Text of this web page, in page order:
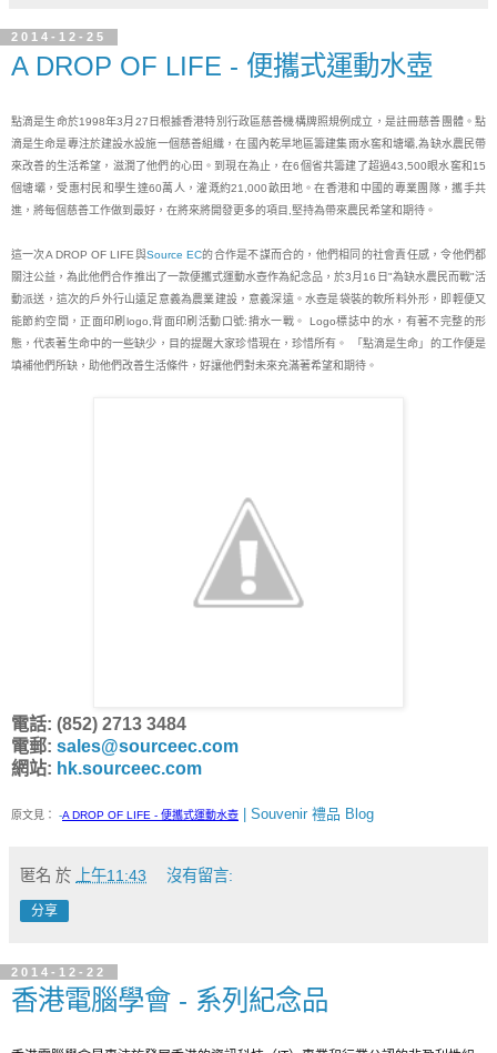
2014-12-25
A DROP OF LIFE - 便攜式運動水壺
點滴是生命於1998年3月27日根據香港特別行政區慈善機構牌照規例成立，是註冊慈善團體。點
滴是生命是專注於建設水設施一個慈善組織，在國內乾旱地區籌建集雨水窖和塘壩,為缺水農民帶
來改善的生活希望，滋潤了他們的心田。到現在為止，在6個省共籌建了超過43,500眼水窖和15
個塘壩，受惠村民和學生達60萬人，灌溉約21,000畝田地。在香港和中國的專業團隊，攜手共
進，將每個慈善工作做到最好，在將來將開發更多的項目,堅持為帶來農民希望和期待。
這一次A DROP OF LIFE與Source EC的合作是不謀而合的，他們相同的社會責任感，令他們都
關注公益，為此他們合作推出了一款便攜式運動水壺作為紀念品，於3月16日"為缺水農民而戰"活
動派送，這次的戶外行山遠足意義為農業建設，意義深遠。水壺是袋裝的軟所料外形，即輕便又
能節約空間，正面印刷logo,背面印刷活動口號:揹水一戰。 Logo標誌中的水，有著不完整的形
態，代表著生命中的一些缺少，目的提醒大家珍惜現在，珍惜所有。 「點滴是生命」的工作便是
填補他們所缺，助他們改善生活條件，好讓他們對未來充滿著希望和期待。
電話: (852) 2713 3484
電郵: sales@sourceec.com
網站: hk.sourceec.com
原文見： -A DROP OF LIFE - 便攜式運動水壺 | Souvenir 禮品 Blog
匿名 於 上午11:43 沒有留言:
分享
2014-12-22
香港電腦學會 - 系列紀念品